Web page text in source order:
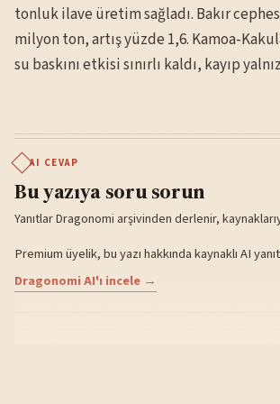
tonluk ilave üretim sağladı. Bakır
milyon ton, artış yüzde 1,6. Kamoa-
su baskını etkisi sınırlı kaldı, kayıp
AI CEVAP
Bu yazıya soru sorun
Yanıtlar Dragonomi arşivinden derlenir,
Premium üyelik, bu yazı hakkında kaynaklı AI
Dragonomi AI'ı incele →